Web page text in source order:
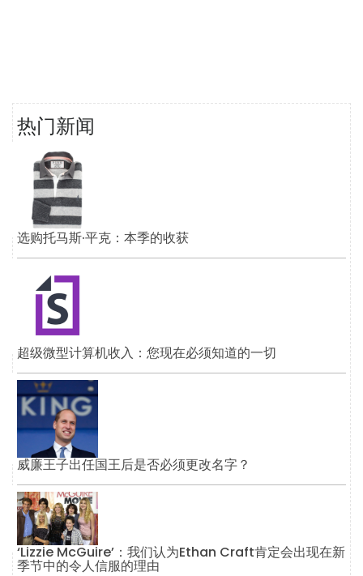
热门新闻
选购托马斯·平克：本季的收获
超级微型计算机收入：您现在必须知道的一切
威廉王子出任国王后是否必须更改名字？
‘Lizzie McGuire’：我们认为Ethan Craft肯定会出现在新
季节中的令人信服的理由